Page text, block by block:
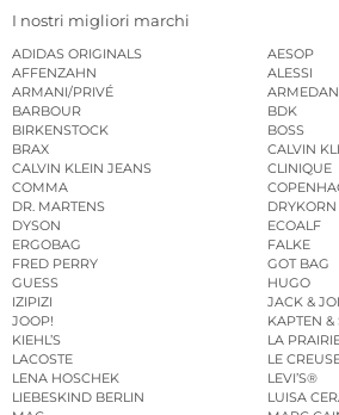
I nostri migliori marchi
ADIDAS ORIGINALS
AESOP
AFFENZAHN
ALESSI
ARMANI/PRIVÉ
BARBOUR
BDK
BIRKENSTOCK
BOSS
BRAX
CALVIN
CALVIN KLEIN JEANS
CLINIQUE
COMMA
DR. MARTENS
DRYKORN
DYSON
ECOALF
ERGOBAG
FALKE
FRED PERRY
GOT BAG
GUESS
HUGO
IZIPIZI
JACK &
JOOP!
KAPTEN &
KIEHL’S
LA
LACOSTE
LE
LENA HOSCHEK
LEVI’S®
LIEBESKIND BERLIN
LUISA